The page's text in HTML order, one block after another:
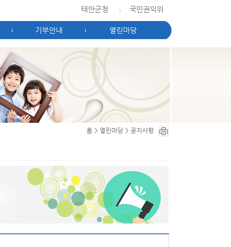
태안군청 국민권익위
| 기부안내 | 열린마당
홈 > 열린마당 > 공지사항